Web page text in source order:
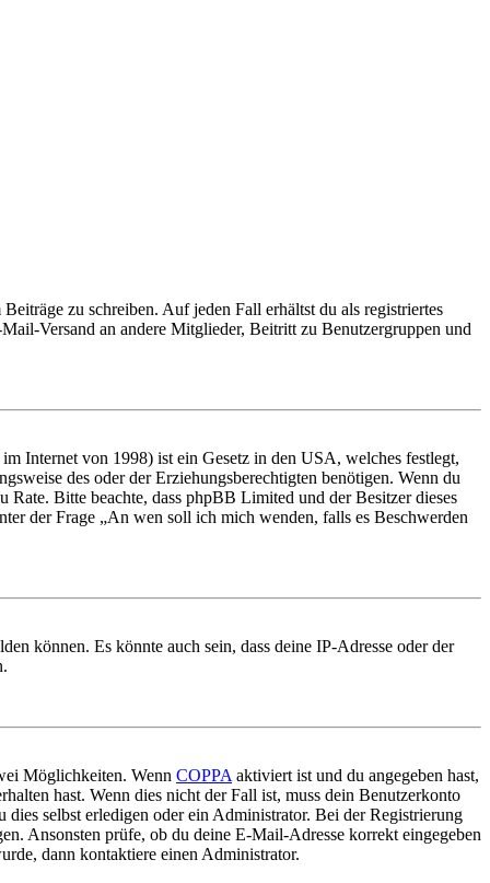
zu schreiben. Auf jeden Fall erhältst du als registriertes
Versand an andere Mitglieder, Beitritt zu Benutzergruppen und
Internet von 1998) ist ein Gesetz in den USA, welches festlegt,
des oder der Erziehungsberechtigten benötigen. Wenn du
Bitte beachte, dass phpBB Limited und der Besitzer dieses
der Frage „An wen soll ich mich wenden, falls es Beschwerden
können. Es könnte auch sein, dass deine IP-Adresse oder der
Möglichkeiten. Wenn COPPA aktiviert ist und du angegeben hast,
hast. Wenn dies nicht der Fall ist, muss dein Benutzerkonto
selbst erledigen oder ein Administrator. Bei der Registrierung
Ansonsten prüfe, ob du deine E-Mail-Adresse korrekt eingegeben
dann kontaktiere einen Administrator.